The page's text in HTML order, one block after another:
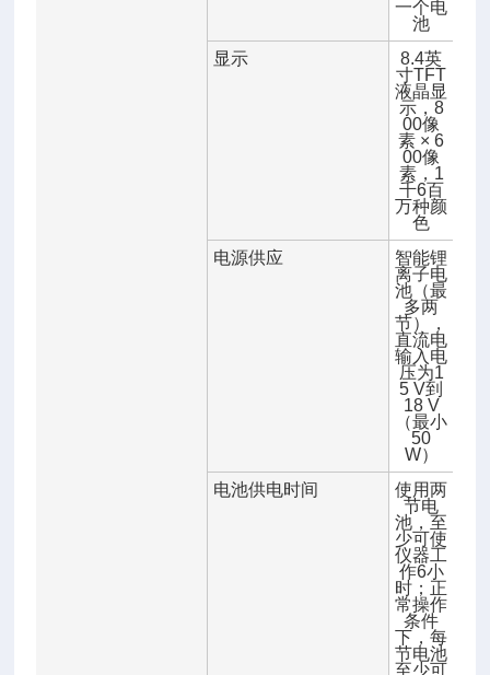
一个电
池
显示
8.4英
寸TFT
液晶显
示，8
00像
素 × 6
00像
素，1
千6百
万种颜
色
电源供应
智能锂
离子电
池（最
多两
节），
直流电
输入电
压为1
5 V到
18 V
（最小
50
W）
电池供电时间
使用两
节电
池，至
少可使
仪器工
作6小
时；正
常操作
条件
下，每
节电池
至少可